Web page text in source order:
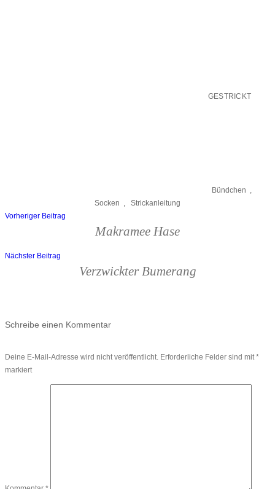
GESTRICKT
Bündchen
Socken
Strickanleitung
Beitragsnavigation
Vorheriger Beitrag
Makramee Hase
Nächster Beitrag
Verzwickter Bumerang
Schreibe einen Kommentar
Deine E-Mail-Adresse wird nicht veröffentlicht. Erforderliche Felder sind mit *
markiert